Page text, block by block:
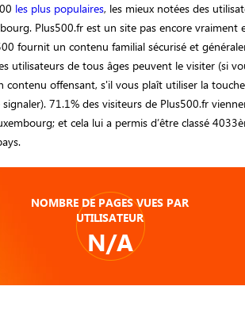
les plus populaires, les mieux notées des
Plus500.fr est un site pas encore vraiment
fournit un contenu familial sécurisé et
utilisateurs de tous âges peuvent le visiter (si
contenu offensant, s'il vous plaît utiliser la touche
71.1% des visiteurs de Plus500.fr
et cela lui a permis d’être classé
NOMBRE DE PAGES VUES PAR
UTILISATEUR
N/A